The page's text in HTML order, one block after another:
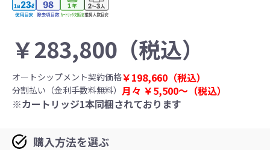
￥283,800 （税込）
オートシップメント契約価格￥198,660 （税込）
分割払い（金利手数料無料） 月々 ￥5,500〜 （税込）
※カートリッジ1本同梱されております
購入方法を選ぶ